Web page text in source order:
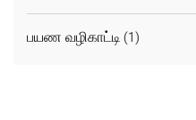
பயண வழிகாட்டி (1)